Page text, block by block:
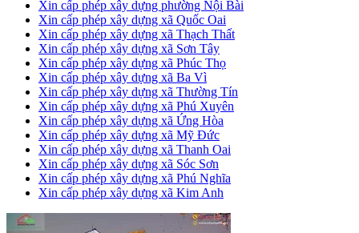
Xin cấp phép xây dựng phường Nội Bài
Xin cấp phép xây dựng xã Quốc Oai
Xin cấp phép xây dựng xã Thạch Thất
Xin cấp phép xây dựng xã Sơn Tây
Xin cấp phép xây dựng xã Phúc Thọ
Xin cấp phép xây dựng xã Ba Vì
Xin cấp phép xây dựng xã Thường Tín
Xin cấp phép xây dựng xã Phú Xuyên
Xin cấp phép xây dựng xã Ứng Hòa
Xin cấp phép xây dựng xã Mỹ Đức
Xin cấp phép xây dựng xã Thanh Oai
Xin cấp phép xây dựng xã Sóc Sơn
Xin cấp phép xây dựng xã Phú Nghĩa
Xin cấp phép xây dựng xã Kim Anh